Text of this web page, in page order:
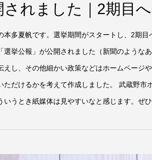
されました｜2期目
本多夏帆です。選挙期間がスタートし、2期
選挙公報」が公開されました（新聞のような
えし、その他細かい政策などはホームページ
ただけるかを考えて作成しました。 武蔵野市
うとき紙媒体は見やすいなと感じます。ぜ